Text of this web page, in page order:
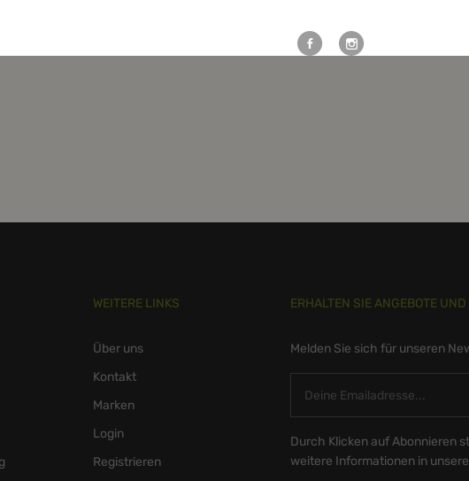
WEITERE LINKS
Über uns
Kontakt
Marken
Login
Registrieren
ERHALTEN SIE ANGEBOTE
Melden Sie sich für unseren
Durch Klicken auf Abonnieren
weitere Informationen in